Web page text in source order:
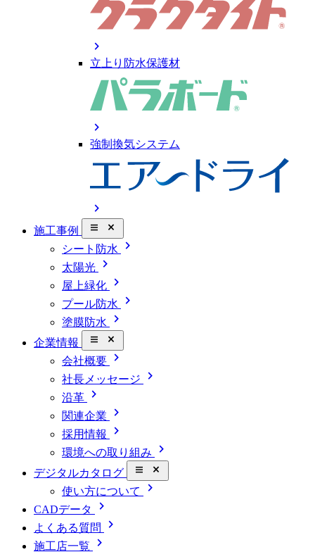
chevron_right
立上り防水保護材
chevron_right
強制換気システム
chevron_right
施工事例 close_small
シート防水 chevron_right
太陽光 chevron_right
屋上緑化 chevron_right
プール防水 chevron_right
塗膜防水 chevron_right
企業情報 close_small
会社概要 chevron_right
社長メッセージ chevron_right
沿革 chevron_right
関連企業 chevron_right
採用情報 chevron_right
環境への取り組み chevron_right
デジタルカタログ close_small
使い方について chevron_right
CADデータ chevron_right
よくある質問 chevron_right
施工店一覧
chevron_right